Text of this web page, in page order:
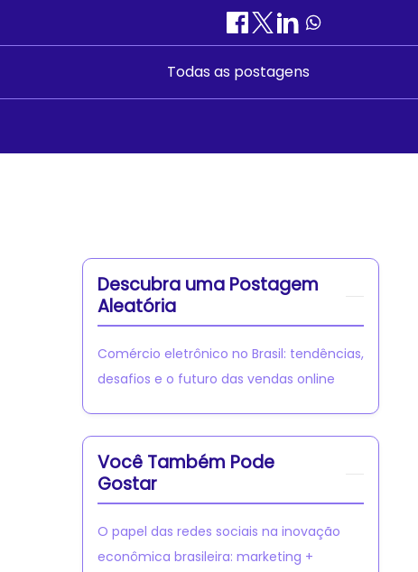
Todas as postagens
Descubra uma Postagem
Aleatória
Comércio eletrônico no Brasil: tendências,
desafios e o futuro das vendas online
Você Também Pode
Gostar
O papel das redes sociais na inovação
econômica brasileira: marketing +